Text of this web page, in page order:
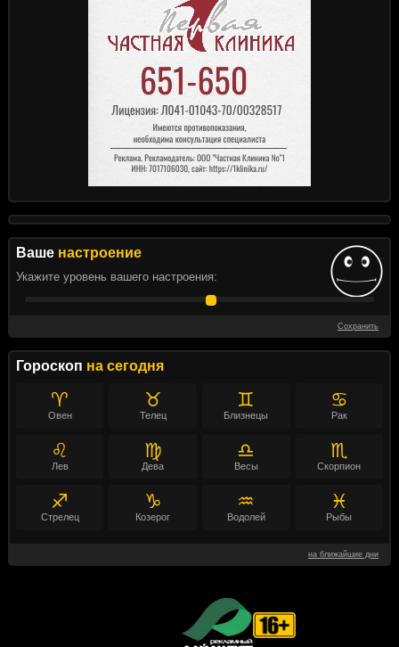
Ваше настроение
Укажите уровень вашего настроения:
Сохранить
Гороскоп на сегодня
♈
Овен
♉
Телец
♊
Близнецы
♋
Рак
♌
Лев
♍
Дева
♎
Весы
♏
Скорпион
♐
Стрелец
♑
Козерог
♒
Водолей
♓
Рыбы
на ближайшие дни